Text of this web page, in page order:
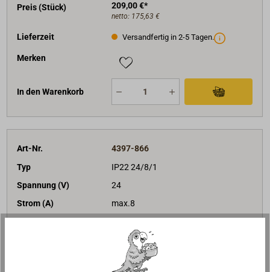
Preis (Stück)
209,00 €*
netto: 175,63 €
Lieferzeit Versandfertig in 2-5 Tagen.
Merken
In den Warenkorb
Art-Nr.
4397-866
Typ
IP22 24/8/1
Spannung (V)
24
Strom (A)
max.8
149,00 €*
netto:125,21 €
Am Lager